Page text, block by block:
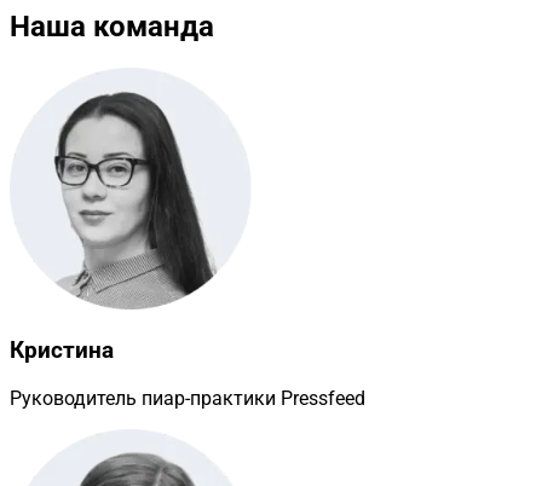
Наша команда
Кристина
Руководитель пиар-практики Pressfeed